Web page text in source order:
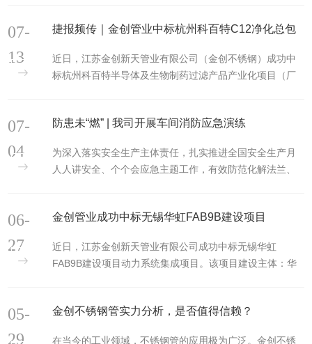
捷报频传｜金创管业中标杭州科百特C12净化总包
近日，江苏金创新天管业有限公司（金创不锈钢）成功中
标杭州科百特半导体及生物制药过滤产品产业化项目（厂
07-
13
防患未“燃” | 我司开展车间消防应急演练
为深入落实安全生产主体责任，扎实推进全国安全生产月
人人讲安全、个个会应急主题工作，有效防范化解法兰、
07-
04
金创管业成功中标无锡华虹FAB9B建设项目
近日，江苏金创新天管业有限公司成功中标无锡华虹
FAB9B建设项目动力系统集成项目。该项目建设主体：华
06-
27
金创不锈钢管实力分析，是否值得信赖？
在当今的工业领域，不锈钢管的应用极为广泛。金创不锈
05-
29